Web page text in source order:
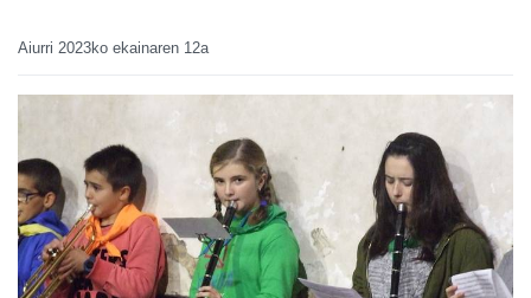
Aiurri 2023ko ekainaren 12a